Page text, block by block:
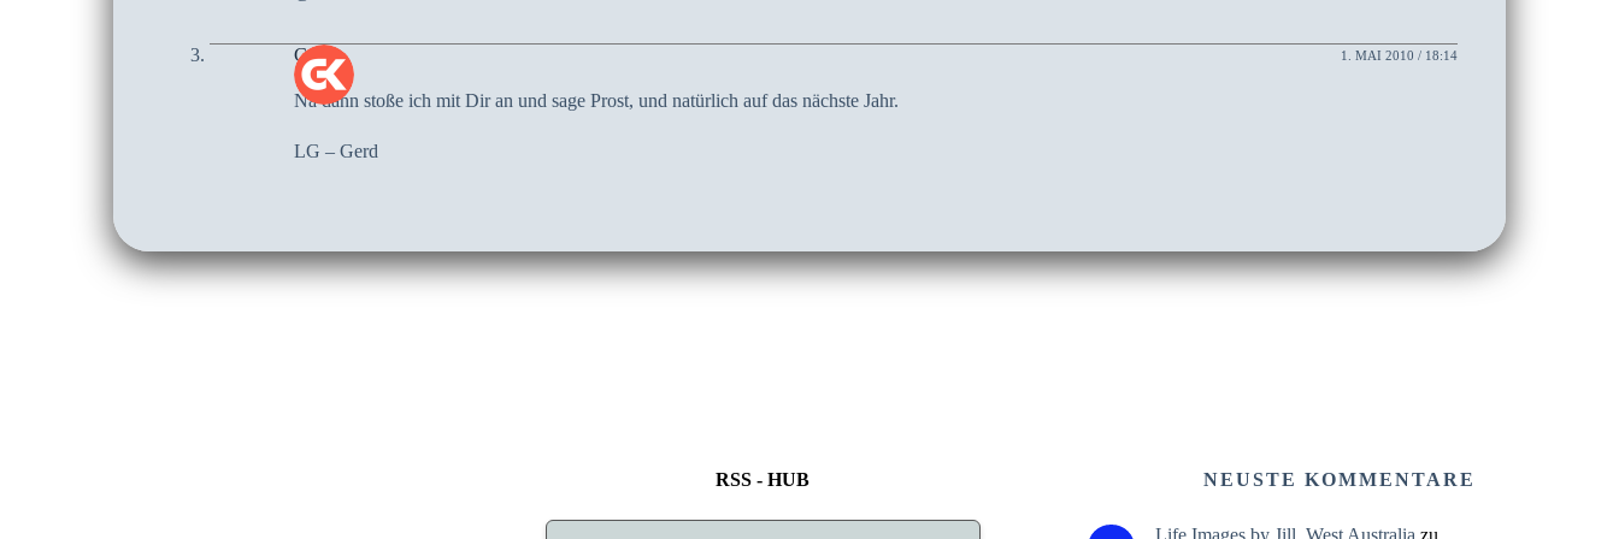
Gerd 1. MAI 2010 / 18:14
Na dann stoße ich mit Dir an und sage Prost, und natürlich auf das nächste Jahr.
LG – Gerd
RSS - HUB NEUSTE KOMMENTARE